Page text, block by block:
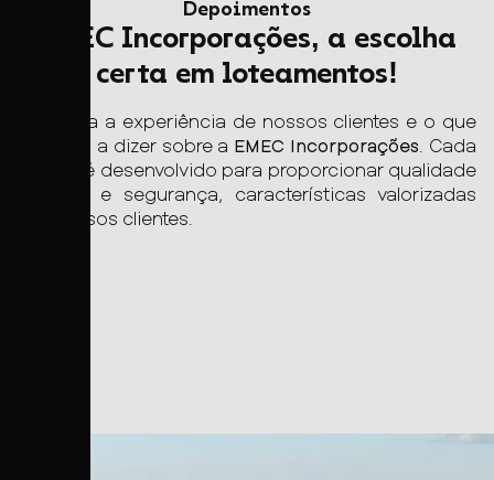
Depoimentos
EMEC Incorporações, a escolha
certa em loteamentos!
Conheça a experiência de nossos clientes e o que
eles têm a dizer sobre a EMEC Incorporações . Cada
projeto é desenvolvido para proporcionar qualidade
de vida e segurança, características valorizadas
por nossos clientes.